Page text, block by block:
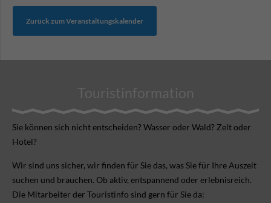
Zurück zum Veranstaltungskalender
Touristinformation
Sie können sich nicht ent­scheiden? Wasser oder Wald? Zelt oder
Hotel?
Wir sind uns sicher, wir finden für Sie das, was Sie für Ihre Aus­zeit
suchen und brauchen. Ob aktiv, ent­spannend oder erlebnis­reich.
Die Mitarbeiter der Touristinfo sind gern für Sie da: